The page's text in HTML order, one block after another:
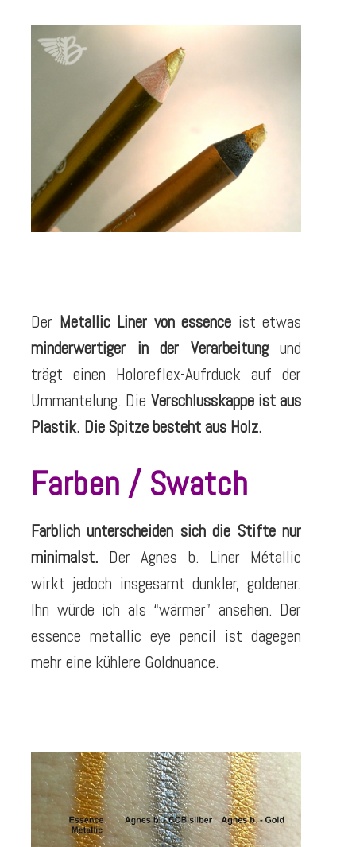
Der Metallic Liner von essence ist etwas
minderwertiger in der Verarbeitungund
trägt einen Holoreflex-Aufrduck auf der
Ummantelung. Die Verschlusskappe ist aus
Plastik. Die Spitze besteht aus Holz.
Farben / Swatch
Farblich unterscheiden sich die Stifte nur
minimalst. Der Agnes b. Liner Métallic
wirkt jedoch insgesamt dunkler, goldener.
Ihn würde ich als “wärmer” ansehen. Der
essence metallic eye pencil ist dagegen
mehr eine kühlere Goldnuance.